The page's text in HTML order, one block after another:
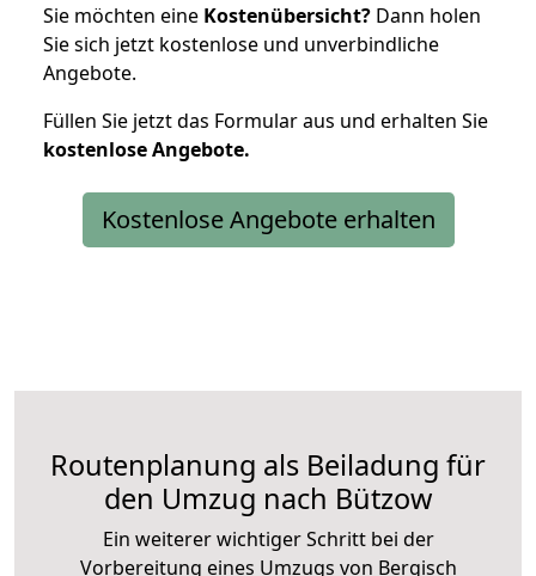
Sie möchten eine Kostenübersicht? Dann holen
Sie sich jetzt kostenlose und unverbindliche
Angebote.
Füllen Sie jetzt das Formular aus und erhalten Sie
kostenloseAngebote.
Kostenlose Angebote erhalten
Routenplanung als Beiladung für
den Umzug nach Bützow
Ein weiterer wichtiger Schritt bei der
Vorbereitung eines Umzugs von Bergisch